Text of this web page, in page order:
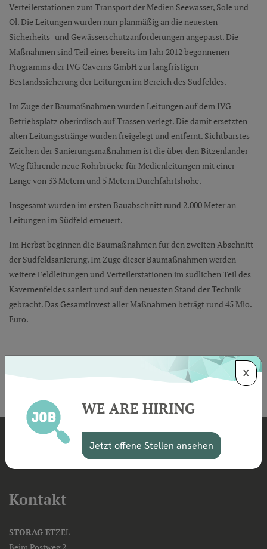
Verteilerstationen zum Transport der Medien Seewasser, Sole und
Öl. Die Leitungen wurden nun planmäßig an die neuesten
Sicherheits- und Gewässerschutzanforderungen angepasst. Die
Maßnahmen sind Teil eines bereits im Jahr 2012 begonnenen
Programms der IVG Caverns GmbH zur langfristigen
Bestandssicherung der Leitungen im Bereich des Südfeldes.
Im Zuge der Baumaßnahmen wurden Leitungen auf dem IVG-
Betriebsplatz oberirdisch auf Trassen verlegt. Die damit ersetzten
alten Leitungsstränge wurden freigelegt und entfernt. Sichtbarstes
Zeichen der Sanierungsmaßnahmen ist die über den Bitzenlander
Weg führende neue Rohrbrücke für Medienleitungen mit einer
Länge von 33 Metern und 5 Metern Durchfahrtshöhe.
Insgesamt wurden im ersten Bauabschnitt rund 2.000 Meter an
Leitungen im Südfeld erneuert.
Im Herbst beginnen die Baumaßnahmen für den zweiten Abschnitt
der Südfeldsanierung. Im Zuge dieser Baumaßnahmen werden
weitere Feldleitungen und Verteilerstationen im südlichen Teil des
Kavernenfeldes saniert und auf den neuesten Stand der Technik
gebracht. Das Gesamtinvest aller Maßnahmen beträgt rund 45 Mio.
Euro.
Zurück zur Übersicht
Kontakt
STORAG ETZEL
X
WE ARE HIRING
Jetzt offene Stellen ansehen